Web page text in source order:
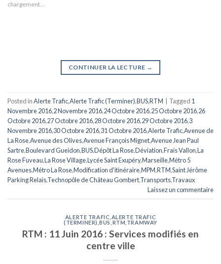
chargement…
CONTINUER LA LECTURE →
Posted inAlerte Trafic,Alerte Trafic (Terminer),BUS,RTM Tagged 1
Novembre 2016,2 Novembre 2016,24 Octobre 2016,25 Octobre 2016,26
Octobre 2016,27 Octobre 2016,28 Octobre 2016,29 Octobre 2016,3
Novembre 2016,30 Octobre 2016,31 Octobre 2016,Alerte Trafic,Avenue de
La Rose,Avenue des Olives,Avenue François Mignet,Avenue Jean Paul
Sartre,Boulevard Gueidon,BUS,Dépôt La Rose,Déviation,Frais Vallon,La
Rose Fuveau,La Rose Village,Lycée Saint Exupéry,Marseille,Métro 5
Avenues,Métro La Rose,Modification d'itinéraire,MPM,RTM,Saint Jérôme
Parking Relais,Technopôle de Château Gombert,Transports,Travaux
Laissez un commentaire
ALERTE TRAFIC ALERTE TRAFIC
(TERMINER) ,BUS RTM TRAMWAY
RTM : 11 Juin 2016 : Services modifiés en
centre ville